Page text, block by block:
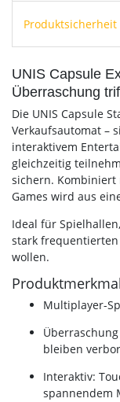
Produktsicherheit
UNIS Capsule
Überraschung
Die UNIS Capsule
Verkaufsautomat –
interaktivem
gleichzeitig
sichern. Kombiniert
Games wird aus
Ideal für
stark
wollen.
Multiplayer-
bleiben
Interaktiv:
spannendem